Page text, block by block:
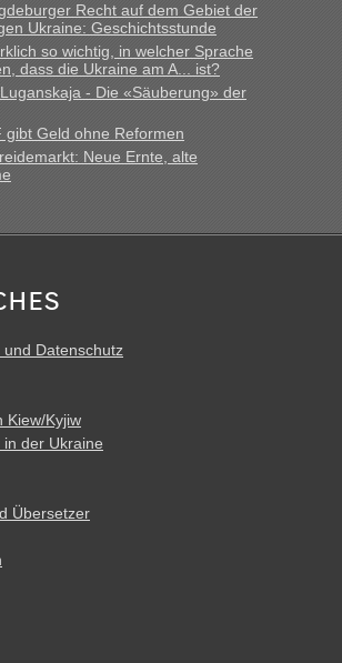
Recht auf dem Gebiet der
Ukraine: Geschichtsstunde
so wichtig, in welcher Sprache
dass die Ukraine am A... ist?
- Die «Säuberung» der
gibt Geld ohne Reformen
Neue Ernte, alte
und Datenschutz
Kiew/Kyjiw
in der Ukraine
Übersetzer